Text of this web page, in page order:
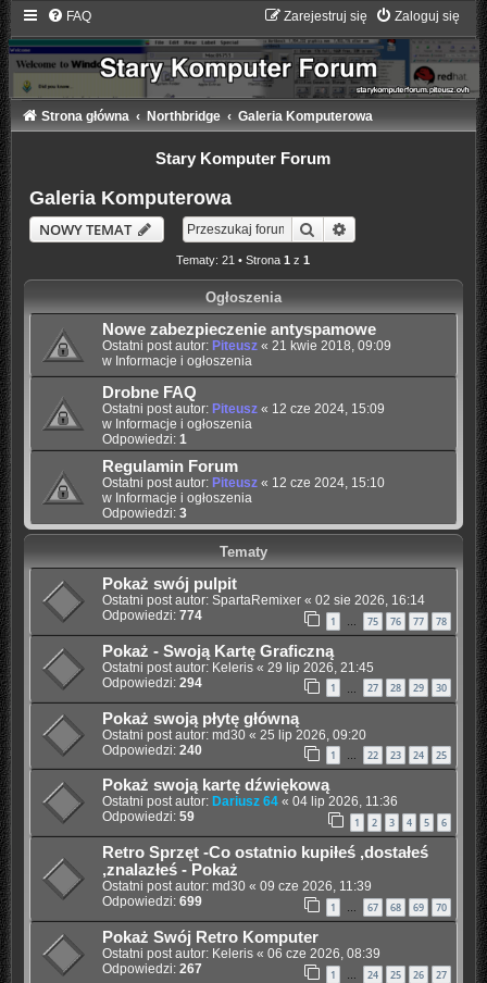
FAQ Zaloguj się
Zarejestruj się
Strona główna Northbridge Galeria Komputerowa
Stary Komputer Forum
Galeria Komputerowa
NOWY TEMAT Szukaj Wyszukiwanie
Tematy: 21 • Strona1 z1
Ogłoszenia
Nowe zabezpieczenie antyspamowe
Ostatni post autor: Piteusz« 21 kwie 2018, 09:09
w Informacje i ogłoszenia
Drobne FAQ
Ostatni post autor: Piteusz« 12 cze 2024, 15:09
w Informacje i ogłoszenia
Odpowiedzi: 1
Regulamin Forum
Ostatni post autor: Piteusz« 12 cze 2024, 15:10
w Informacje i ogłoszenia
Odpowiedzi: 3
Tematy
Pokaż swój pulpit
Ostatni post autor: SpartaRemixer« 02 sie 2026, 16:14
Odpowiedzi: 774 1 75 76 77 78
Pokaż - Swoją Kartę Graficzną
Ostatni post autor: Keleris« 29 lip 2026, 21:45
Odpowiedzi: 294 1 27 28 29 30
Pokaż swoją płytę główną
Ostatni post autor: md30« 25 lip 2026, 09:20
Odpowiedzi: 240 1 … 22 23 24 25
Pokaż swoją kartę dźwiękową
Ostatni post autor: Dariusz 64« 04 lip 2026, 11:36
Odpowiedzi: 59 1 2 3 4 5 6
Retro Sprzęt -Co ostatnio kupiłeś ,dostałeś
,znalazłeś - Pokaż
Ostatni post autor: md30« 09 cze 2026, 11:39
Odpowiedzi: 699 1 67 68 69 70
Pokaż Swój Retro Komputer
Ostatni post autor: Keleris« 06 cze 2026, 08:39
Odpowiedzi: 267 1 24 25 26 27